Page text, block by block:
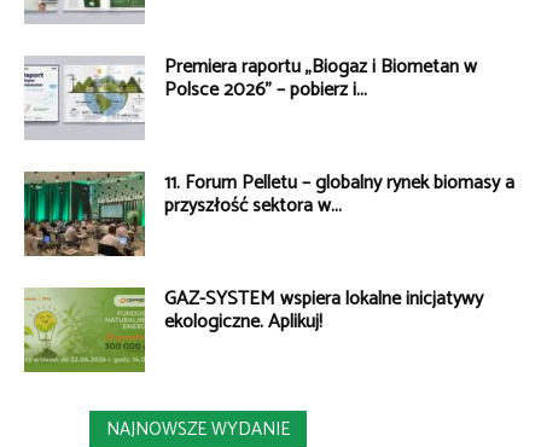
Premiera raportu „Biogaz i Biometan w
Polsce 2026” – pobierz i...
11. Forum Pelletu – globalny rynek biomasy a
przyszłość sektora w...
GAZ-SYSTEM wspiera lokalne inicjatywy
ekologiczne. Aplikuj!
NAJNOWSZE WYDANIE